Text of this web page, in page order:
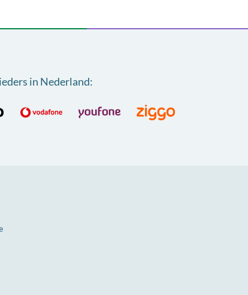
in Nederland: